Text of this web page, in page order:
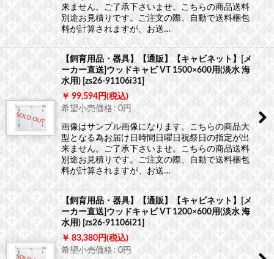
来ません。ご了承下さいませ。こちらの商品送料
別途お見積りです。ご注文の際、自動で送料梱包
料が計算されますが、お送…
【飼育用品・器具】【通販】【キャビネット】[メ
ーカー直送]ウッドキャビ VT 1500×600用(淡水 海
水用) [zs26-91106i31]
99,594 円(税込)
希望小売価格: 0円
画像はサンプル画像になります。こちらの商品大
型となる為お届け日時間日曜日祝祭日の指定が出
来ません。ご了承下さいませ。こちらの商品送料
別途お見積りです。ご注文の際、自動で送料梱包
料が計算されますが、お送…
【飼育用品・器具】【通販】【キャビネット】[メ
ーカー直送]ウッドキャビ VT 1200×600用(淡水 海
水用) [zs26-91106i21]
83,380 円(税込)
希望小売価格: 0円